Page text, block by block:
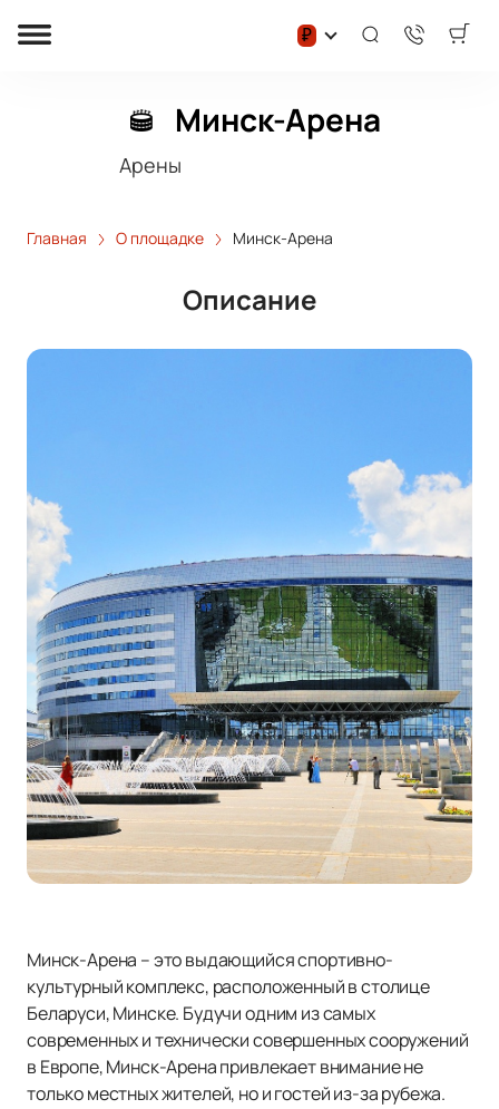
₽
Минск-Арена
Арены
Главная О площадке Минск-Арена
Описание
Минск-Арена – это выдающийся спортивно-
культурный комплекс, расположенный в столице
Беларуси, Минске. Будучи одним из самых
современных и технически совершенных сооружений
в Европе, Минск-Арена привлекает внимание не
только местных жителей, но и гостей из-за рубежа.